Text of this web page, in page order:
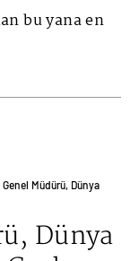
bu yana en
Müdürü, Dünya
Dünya